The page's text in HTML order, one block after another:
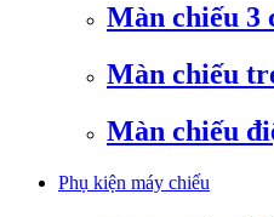
Màn chiếu 3
Màn chiếu
Màn chiếu
Phụ kiện máy chiếu